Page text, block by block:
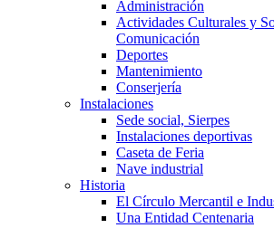
Administración
Actividades Culturales y
Comunicación
Deportes
Mantenimiento
Conserjería
Instalaciones
Sede social, Sierpes
Instalaciones deportivas
Caseta de Feria
Nave industrial
Historia
El Círculo Mercantil e
Una Entidad Centenaria